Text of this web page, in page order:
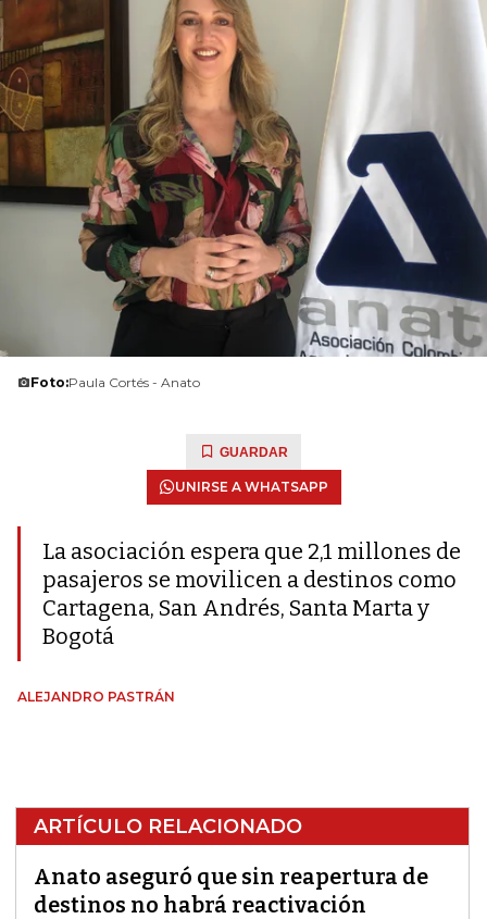
Foto:Paula Cortés - Anato
GUARDAR
UNIRSE A WHATSAPP
La asociación espera que 2,1 millones de
pasajeros se movilicen a destinos como
Cartagena, San Andrés, Santa Marta y
Bogotá
ALEJANDRO PASTRÁN
ARTÍCULO RELACIONADO
Anato aseguró que sin reapertura de
destinos no habrá reactivación